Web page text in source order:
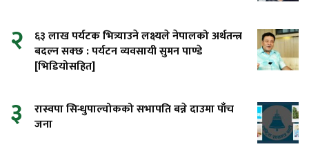
२
६३ लाख पर्यटक भित्र्याउने लक्ष्यले नेपालको अर्थतन्त्र
बदल्न सक्छ : पर्यटन व्यवसायी सुमन पाण्डे
[भिडियोसहित]
३
रास्वपा सिन्धुपाल्चोकको सभापति बन्ने दाउमा पाँच
जना